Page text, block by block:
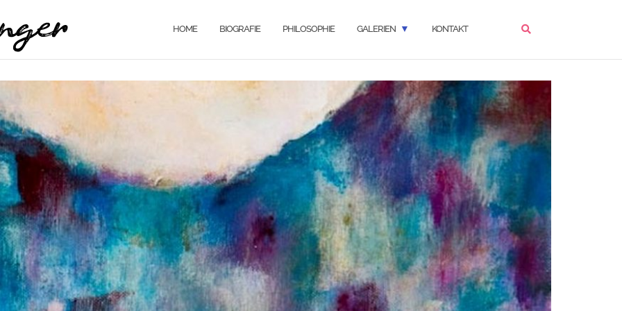
HOME BIOGRAFIE PHILOSOPHIE GALERIEN KONTAKT